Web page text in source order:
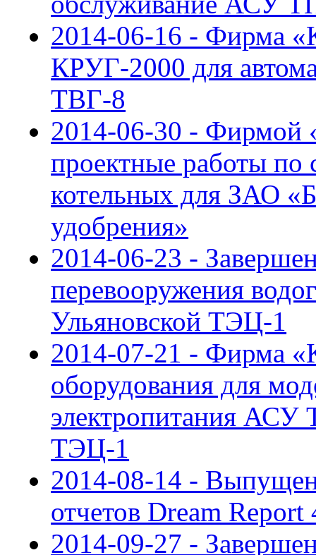
2014-06-16 - Фирма
КРУГ-2000 для
ТВГ-8
2014-06-30 - Фирмой
проектные работы по
котельных для ЗАО
удобрения»
2014-06-23 -
перевооружения
Ульяновской ТЭЦ-1
2014-07-21 - Фирма
оборудования для
электропитания АСУ
ТЭЦ-1
2014-08-14 -
отчетов Dream Report
2014-09-27 -